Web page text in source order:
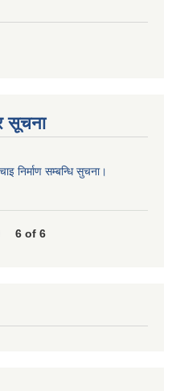
सूचना
निर्माण सम्बन्धि सुचना।
6 of 6